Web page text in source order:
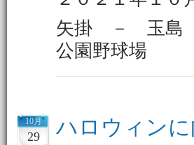
矢掛 － 玉
公園野球場
10月
29 ハロウィンに